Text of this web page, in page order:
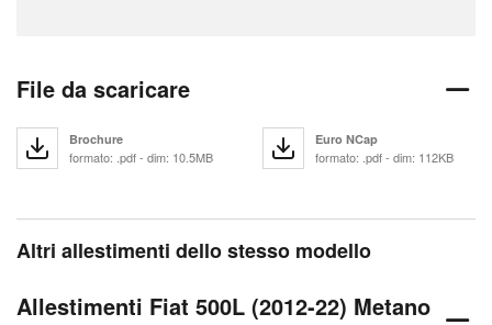
File da scaricare
Brochure
formato: .pdf - dim: 10.5MB
Euro NCap
formato: .pdf - dim: 112KB
Altri allestimenti dello stesso modello
Allestimenti Fiat 500L (2012-22) Metano